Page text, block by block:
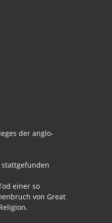
der anglo-
einer so
von Great